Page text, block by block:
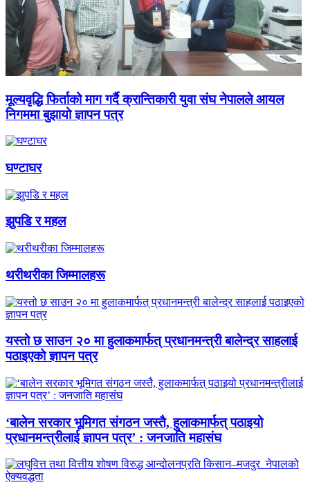
मूल्यवृद्धि फिर्ताको माग गर्दै क्रान्तिकारी युवा संघ नेपालले आयल
निगममा बुझायो ज्ञापन पत्र
घण्टाघर
झुपडि र महल
थरीथरीका जिम्मालहरू
यस्तो छ साउन २० मा हुलाकमार्फत् प्रधानमन्त्री बालेन्द्र साहलाई
पठाइएको ज्ञापन पत्र
‘बालेन सरकार भूमिगत संगठन जस्तै, हुलाकमार्फत् पठाइयो
प्रधानमन्त्रीलाई ज्ञापन पत्र’ : जनजाति महासंघ